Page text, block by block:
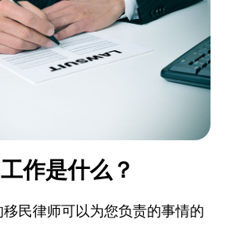
作是什么？
民律师可以为您负责的事情的